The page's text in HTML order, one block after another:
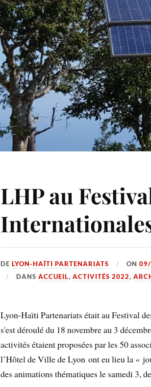
LHP au
DELYON-HAÏTI PARTENARIATS ON
DANSACCUEIL,ACTIVITÉS 2022,
Lyon-Haïti Partenariats était au Festival
s'est déroulé du 18 novembre au 3
activités étaient proposées par les 50
l’Hôtel de Ville de Lyon ont eu lieu la «
des animations thématiques le samedi 3,